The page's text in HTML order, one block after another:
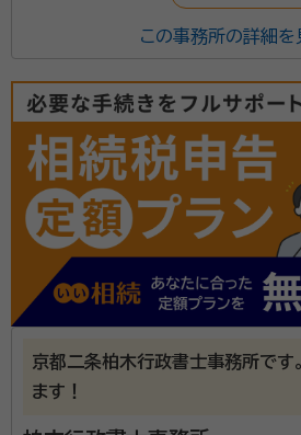
この事務所の詳細を
京都二条柏木行政書士事務所です
ます！